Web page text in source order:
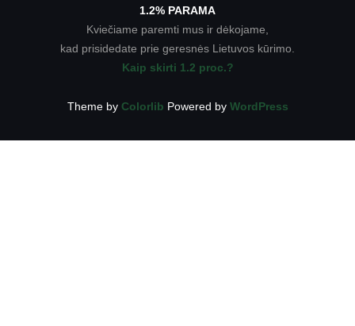
1.2% PARAMA
Kviečiame paremti mus ir dėkojame,
kad prisidedate prie geresnės Lietuvos kūrimo.
Kaip skirti 1.2 proc.?
Theme by Colorlib Powered by WordPress